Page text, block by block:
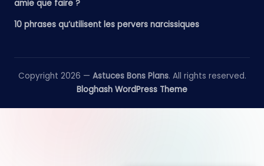
amie que faire ?
10 phrases qu’utilisent les pervers narcissiques
Copyright 2026 — Astuces Bons Plans. All rights reserved.
Bloghash WordPress Theme